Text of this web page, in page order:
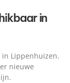
in
Lippenhuizen.
nieuwe